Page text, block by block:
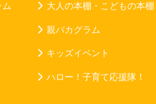
大人の本棚・こどもの本棚
親バカグラム
キッズイベント
ハロー！子育て応援隊！